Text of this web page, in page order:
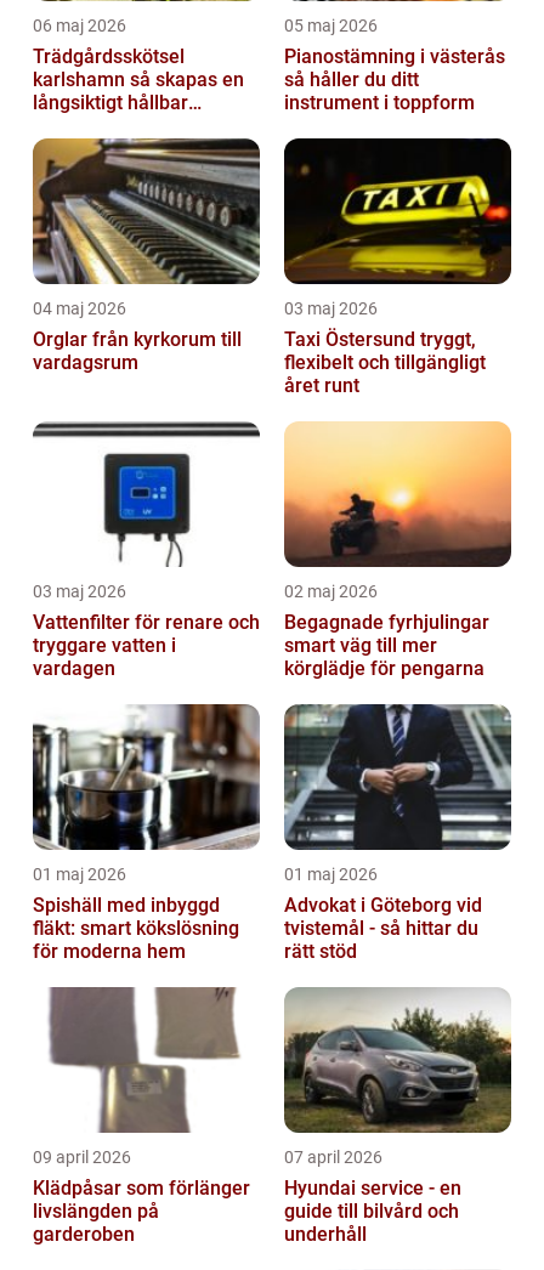
06 maj 2026
Trädgårdsskötsel
karlshamn så skapas en
långsiktigt hållbar
05 maj 2026
Pianostämning i västerås
så håller du ditt
instrument i toppform
04 maj 2026
Orglar från kyrkorum till
vardagsrum
03 maj 2026
Taxi Östersund tryggt,
flexibelt och tillgängligt
året runt
03 maj 2026
Vattenfilter för renare och
tryggare vatten i
vardagen
02 maj 2026
Begagnade fyrhjulingar
smart väg till mer
körglädje för pengarna
01 maj 2026
Spishäll med inbyggd
fläkt: smart kökslösning
för moderna hem
01 maj 2026
Advokat i Göteborg vid
tvistemål - så hittar du
rätt stöd
09 april 2026
Klädpåsar som förlänger
livslängden på
garderoben
07 april 2026
Hyundai service - en
guide till bilvård och
underhåll